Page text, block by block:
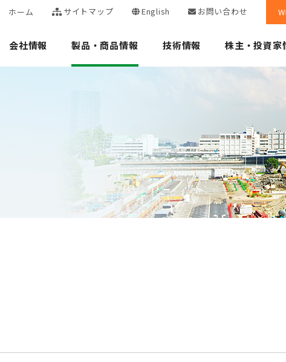
ホーム サイトマップ English お問い合わせ
会社情報 製品・商品情報 技術情報 株主・投資家